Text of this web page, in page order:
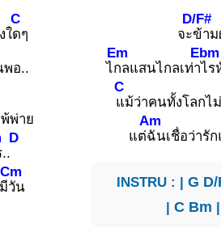
ใ
C
ดๆ
อ..
พ่าย
D
Cm
วัน
จะ
D/F#
ข้าม
ไ
Em
กลแสนไกลเท่า
Ebm
ไร
C
แม้ว่าคนทั้งโลกไ
แต่
Am
ฉันเชื่อว่ารั
INSTRU : | G D/
|C Bm |